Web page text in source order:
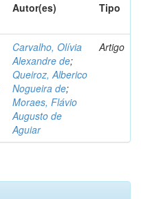
Autor(es) Tipo
Carvalho, Olívia
Alexandre de;
Queiroz, Alberico
Nogueira de;
Moraes, Flávio
Augusto de
Aguiar
Artigo